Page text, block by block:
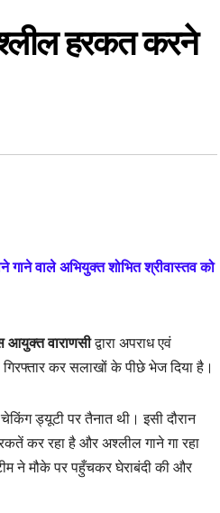
हरकत करने
वाले अभियुक्त शोभित श्रीवास्तव को
आयुक्त वाराणसीद्वारा अपराध एवं
कर सलाखों के पीछे भेज दिया है।
ड्यूटी पर तैनात थी। इसी दौरान
कर रहा है और अश्लील गाने गा रहा
ने मौके पर पहुँचकर घेराबंदी की और